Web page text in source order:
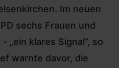
Im neuen
sechs Frauen und
„ein klares Signal“, so
warnte davor, die